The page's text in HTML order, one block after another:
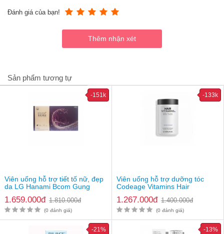
Thành phần
Glutathione 700mg
Niacinamide
Chiết xuất hạt hướng dương, hoa hồng
Đánh giá của bạn!
Sản phẩm tương tự
Viên uống hỗ trợ tiết tố nữ, đẹp
da LG Hanami Bcom Gung
1.659.000đ 1.810.000đ
-151k
(0 đánh giá)
Viên uống hỗ trợ dưỡng tóc
Codeage Vitamins Hair
1.267.000đ 1.400.000đ
-133k
(0 đánh giá)
-21% -13%